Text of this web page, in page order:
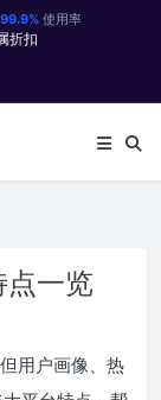
99.9%使用率
折扣
一览
用户画像、热